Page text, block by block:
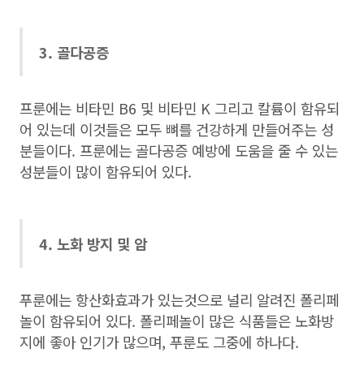
3. 골다공증
프룬에는 비타민 B6 및 비타민 K 그리고 칼륨이 함유되
어 있는데 이것들은 모두 뼈를 건강하게 만들어주는 성
분들이다. 프룬에는 골다공증 예방에 도움을 줄 수 있는
성분들이 많이 함유되어 있다.
4. 노화 방지 및 암
푸룬에는 항산화효과가 있는것으로 널리 알려진 폴리페
놀이 함유되어 있다. 폴리페놀이 많은 식품들은 노화방
지에 좋아 인기가 많으며, 푸룬도 그중에 하나다.